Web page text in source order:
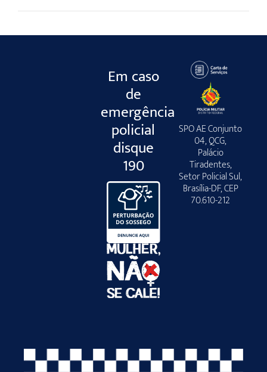
Em caso
de
emergência
policial
disque
190
SPO AE Conjunto
04, QCG,
Palácio
Tiradentes,
Setor Policial Sul,
Brasília-DF, CEP
70.610-212